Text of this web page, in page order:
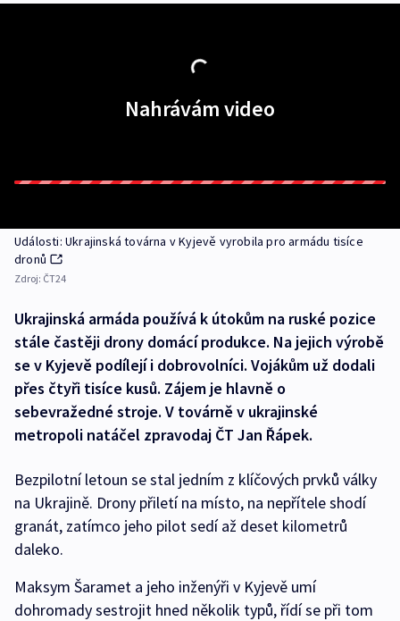
Nahrávám video
Události: Ukrajinská továrna v Kyjevě vyrobila pro armádu tisíce
dronů
Zdroj: ČT24
Ukrajinská armáda používá k útokům na ruské pozice
stále častěji drony domácí produkce. Na jejich výrobě
se v Kyjevě podílejí i dobrovolníci. Vojákům už dodali
přes čtyři tisíce kusů. Zájem je hlavně o
sebevražedné stroje. V továrně v ukrajinské
metropoli natáčel zpravodaj ČT Jan Řápek.
Bezpilotní letoun se stal jedním z klíčových prvků války
na Ukrajině. Drony přiletí na místo, na nepřítele shodí
granát, zatímco jeho pilot sedí až deset kilometrů
daleko.
Maksym Šaramet a jeho inženýři v Kyjevě umí
dohromady sestrojit hned několik typů, řídí se při tom